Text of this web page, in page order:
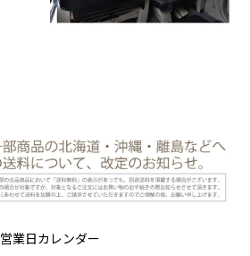
営業日カレンダー